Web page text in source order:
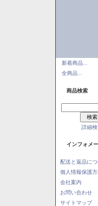
新着商品...
全商品...
商品検索
詳細
インフォメー
配送と返品に
個人情報保護
会社案内
お問い合わせ
サイトマップ